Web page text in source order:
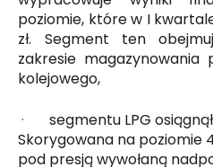
poziomie, które w I
zł. Segment ten
zakresie magazynowania
kolejowego,
·segmentu LPG
Skorygowana na poziomie
pod presją wywołaną